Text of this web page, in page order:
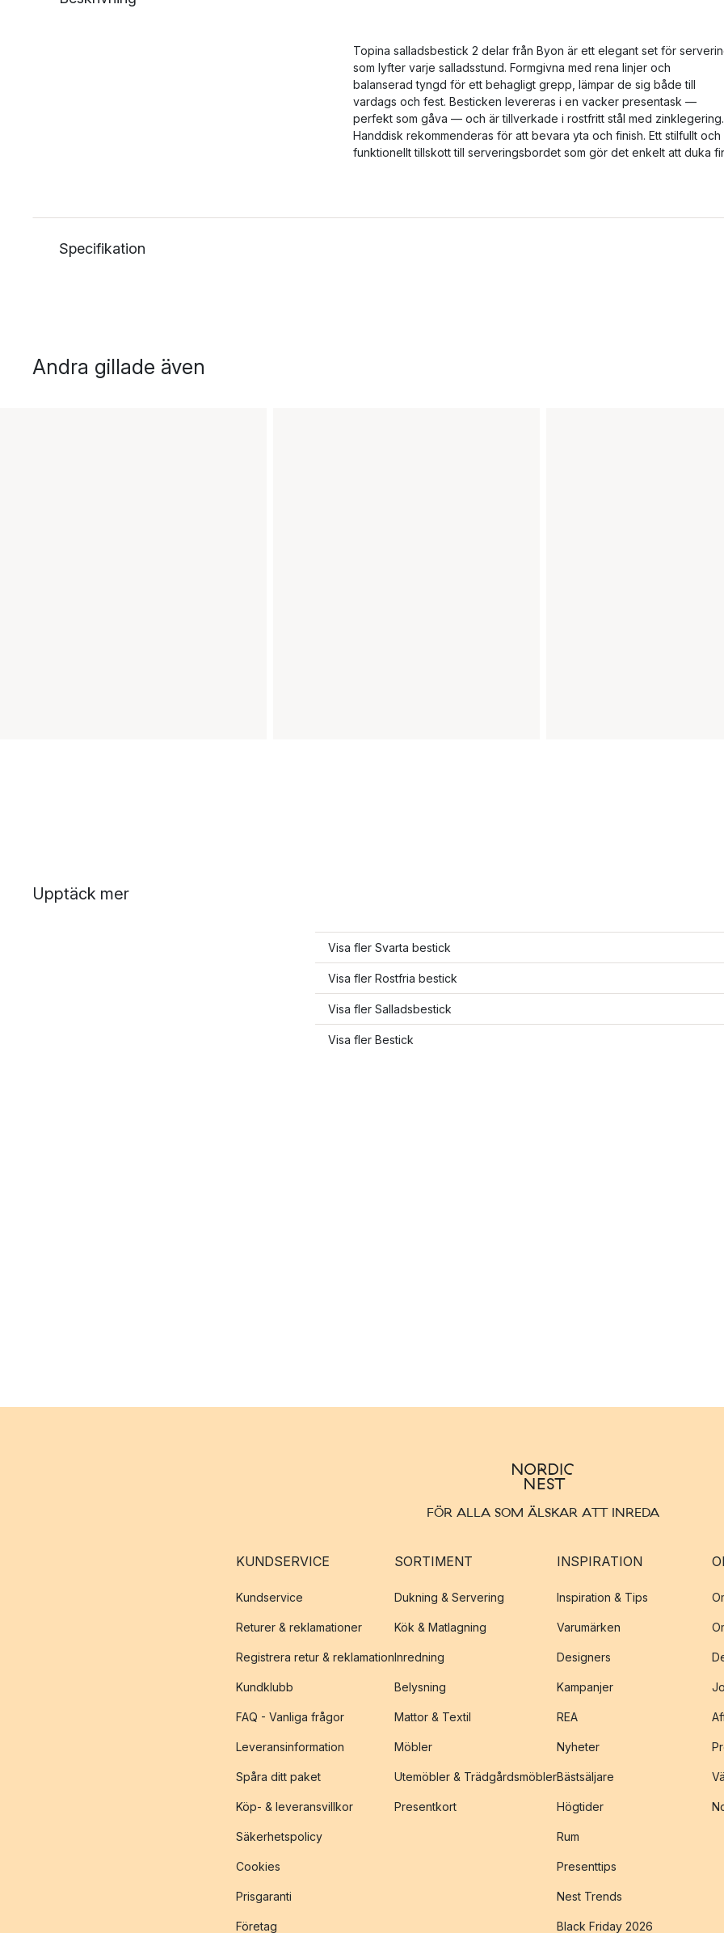
Topina salladsbestick 2 delar från Byon är ett elegant set för
som lyfter varje salladsstund. Formgivna med rena linjer och
balanserad tyngd för ett behagligt grepp, lämpar de sig både till
vardags och fest. Besticken levereras i en vacker presentask —
perfekt som gåva — och är tillverkade i rostfritt stål med zinklegering.
Handdisk rekommenderas för att bevara yta och finish. Ett stilfullt och
funktionellt tillskott till serveringsbordet som gör det enkelt att duka
Specifikation
Andra gillade även
Upptäck mer
Visa fler Svarta bestick
Visa fler Rostfria bestick
Visa fler Salladsbestick
Visa fler Bestick
FÖR ALLA SOM ÄLSKAR ATT INREDA
KUNDSERVICE
Kundservice
Returer & reklamationer
Registrera retur & reklamation
Kundklubb
FAQ - Vanliga frågor
Leveransinformation
Spåra ditt paket
Köp- & leveransvillkor
Säkerhetspolicy
Cookies
Prisgaranti
Företag
SORTIMENT
Dukning & Servering
Kök & Matlagning
Inredning
Belysning
Mattor & Textil
Möbler
Utemöbler & Trädgårdsmöbler
Presentkort
INSPIRATION
Inspiration & Tips
Varumärken
Designers
Kampanjer
REA
Nyheter
Bästsäljare
Högtider
Rum
Presenttips
Nest Trends
Black Friday 2026